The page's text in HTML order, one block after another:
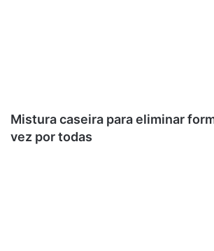
Mistura caseira para eliminar
vez por todas